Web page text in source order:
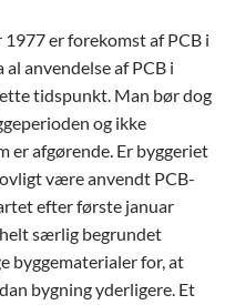
er forekomst af PCB i
anvendelse af PCB i
tidspunkt. Man bør dog
og ikke
afgørende. Er byggeriet
være anvendt PCB-
efter første januar
helt særlig begrundet
byggematerialer for, at
bygning yderligere. Et